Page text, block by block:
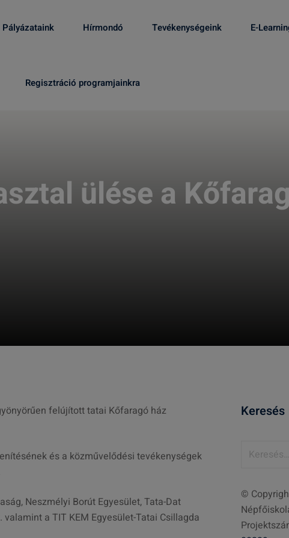
Pályázataink Hírmondó Tevékenységeink E-
Regisztráció programjainkra
ülése a
felújított tatai Kőfaragó ház
és a közművelődési tevékenységek
Neszmélyi Borút Egyesület, Tata-Dat
a TIT KEM Egyesület-Tatai Csillagda
Keresés
e
s
é
©